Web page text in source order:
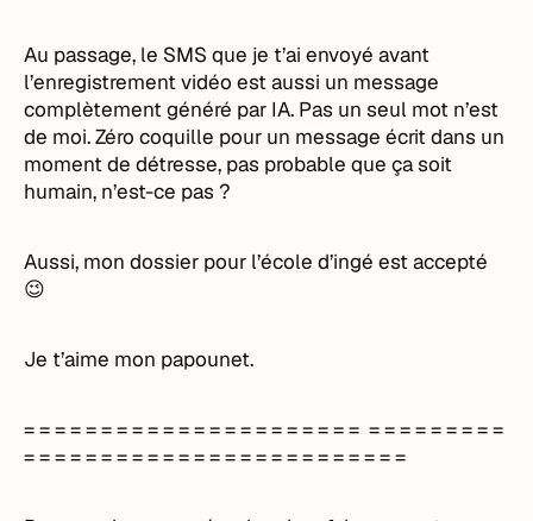
Au passage, le SMS que je t’ai envoyé avant
l’enregistrement vidéo est aussi un message
complètement généré par IA. Pas un seul mot n’est
de moi. Zéro coquille pour un message écrit dans un
moment de détresse, pas probable que ça soit
humain, n’est-ce pas ?
Aussi, mon dossier pour l’école d’ingé est accepté
😉
Je t’aime mon papounet.
= = = = = = = = = = = = = = = = = = = = = = = = = = = = = = =
= = = = = = = = = = = = = = = = = = = = = = = = =